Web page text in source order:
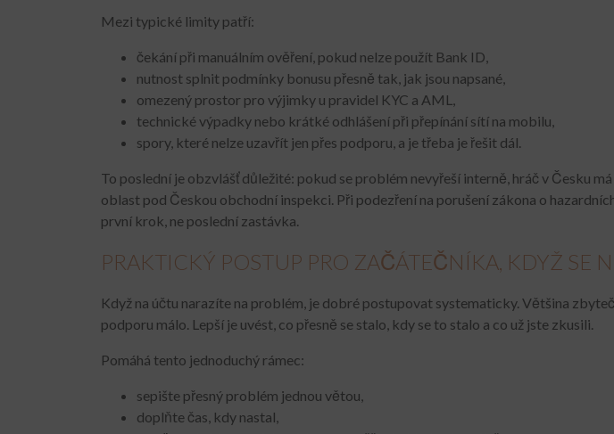
Mezi typické limity patří:
čekání při manuálním ověření, pokud nelze použít Bank ID,
nutnost splnit podmínky bonusu přesně tak, jak jsou napsané,
omezený prostor pro výjimky u pravidel KYC a AML,
technické výpadky nebo krátké odhlášení při přepínání sítí na mobilu,
spory, které nelze uzavřít jen přes podporu, a je třeba je řešit dál.
To poslední je obzvlášť důležité: pokud se problém nevyřeší interně, hráč v Česku
oblast pod Českou obchodní inspekci. Při podezření na porušení zákona o
první krok, ne poslední zastávka.
PRAKTICKÝ POSTUP PRO ZAČÁTEČNÍKA, KDYŽ SE
Když na účtu narazíte na problém, je dobré postupovat systematicky. Většina
podporu málo. Lepší je uvést, co přesně se stalo, kdy se to stalo a co už jste zkusili.
Pomáhá tento jednoduchý rámec:
sepište přesný problém jednou větou,
doplňte čas, kdy nastal,